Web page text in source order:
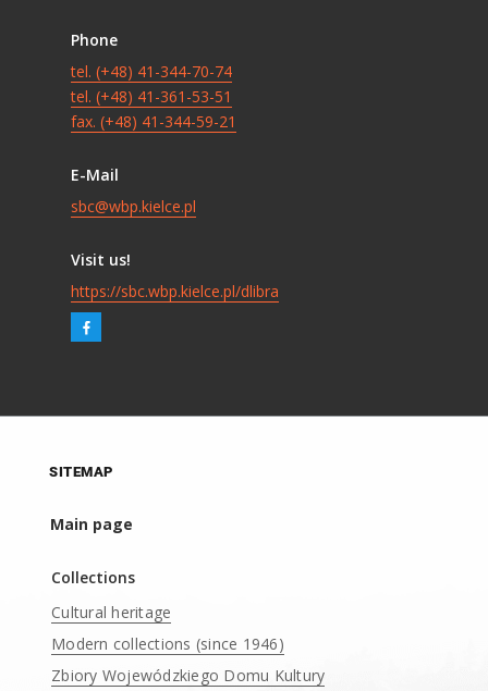
Phone
tel. (+48) 41-344-70-74
tel. (+48) 41-361-53-51
fax. (+48) 41-344-59-21
E-Mail
sbc@wbp.kielce.pl
Visit us!
https://sbc.wbp.kielce.pl/dlibra
SITEMAP
Main page
Collections
Cultural heritage
Modern collections (since 1946)
Zbiory Wojewódzkiego Domu Kultury